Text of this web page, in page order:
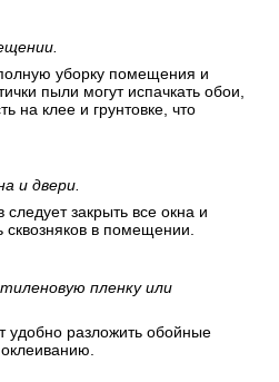
уборку помещения и
пыли могут испачкать обои,
на клее и грунтовке, что
и двери.
закрыть все окна и
сквозняков в помещении.
пленку или
удобно разложить обойные